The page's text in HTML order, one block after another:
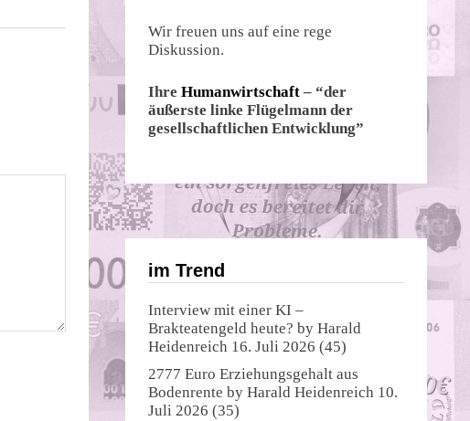
Wir freuen uns auf eine rege
Diskussion.
Ihre Humanwirtschaft – “der
äußerste linke Flügelmann der
gesellschaftlichen Entwicklung”
im Trend
Interview mit einer KI –
Brakteatengeld heute? by Harald
Heidenreich 16. Juli 2026 (45)
2777 Euro Erziehungsgehalt aus
Bodenrente by Harald Heidenreich 10.
Juli 2026 (35)